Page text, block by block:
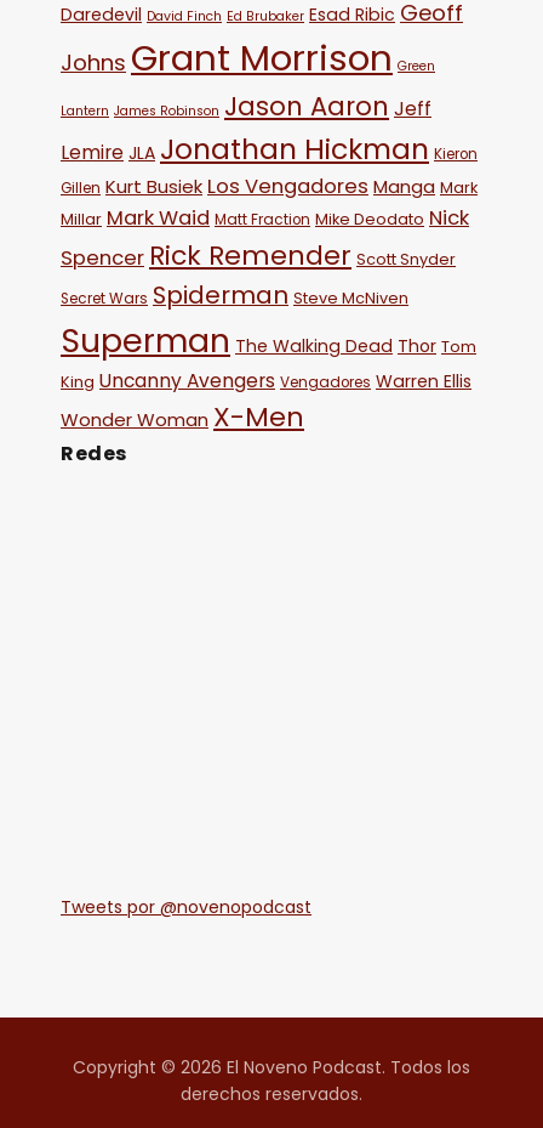
Daredevil David Finch Ed Brubaker Esad Ribic Geoff
Johns Grant Morrison Green
Lantern James Robinson Jason Aaron Jeff
Lemire JLA Jonathan Hickman Kieron
Gillen Kurt Busiek Los Vengadores Manga Mark
Millar Mark Waid Matt Fraction Mike Deodato Nick
Spencer Rick Remender Scott Snyder
Secret Wars Spiderman Steve McNiven
Superman The Walking Dead Thor Tom
King Uncanny Avengers Vengadores Warren Ellis
Wonder Woman X-Men
Redes
Tweets por @novenopodcast
Copyright © 2026 El Noveno Podcast. Todos los
derechos reservados.